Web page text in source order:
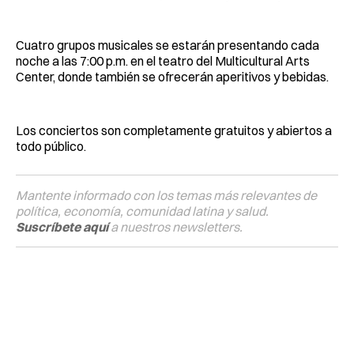
Cuatro grupos musicales se estarán presentando cada
noche a las 7:00 p.m. en el teatro del Multicultural Arts
Center, donde también se ofrecerán aperitivos y bebidas.
Los conciertos son completamente gratuitos y abiertos a
todo público.
Mantente informado con los temas más relevantes de
política, economía, comunidad latina y salud.
Suscríbete aquía nuestros newsletters.